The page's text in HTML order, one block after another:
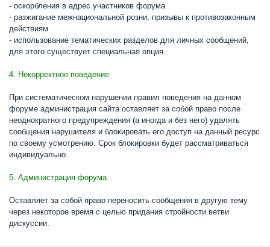
- оскорбления в адрес участников форума
- разжигание межнациональной розни, призывы к противозаконным
действиям
- использование тематических разделов для личных сообщений,
для этого существует специальная опция.
4. Некорректное поведение
При систематическом нарушении правил поведения на данном
форуме администрация сайта оставляет за собой право после
неоднократного предупреждения (а иногда и без него) удалять
сообщения нарушителя и блокировать его доступ на данный ресурс
по своему усмотрению. Срок блокировки будет рассматриваться
индивидуально.
5. Администрация форума
Оставляет за собой право переносить сообщения в другую тему
через некоторое время с целью придания стройности ветви
дискуссии.